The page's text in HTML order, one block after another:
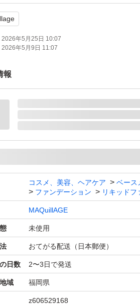
確認不足で、異なる商品を発送した場
い。交換もしくは返金いたします。尚
うなお取り引はいたしません。又、コ
んと行なっております。
の質問→×コメ逃げ、転売目的と思わ
→◎（ご質問の欄よりお知らせ下さい
装です。ご協力お願いします。
2026年5月25日 10:07
2026年5月9日 11:07
報
コスメ、美容、ヘアケア
ベース
ファンデーション
リキッドフ
MAQuillAGE
未使用
おてがる配送（日本郵便）
日数 2〜3日で発送
域 福岡県
z606529168